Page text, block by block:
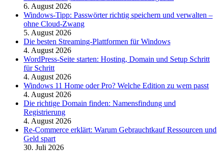
6. August 2026
Windows-Tipp: Passwörter richtig speichern und verwalten –
ohne Cloud-Zwang
5. August 2026
Die besten Streaming-Plattformen für Windows
4. August 2026
WordPress-Seite starten: Hosting, Domain und Setup Schritt
für Schritt
4. August 2026
Windows 11 Home oder Pro? Welche Edition zu wem passt
4. August 2026
Die richtige Domain finden: Namensfindung und
Registrierung
4. August 2026
Re-Commerce erklärt: Warum Gebrauchtkauf Ressourcen und
Geld spart
30. Juli 2026